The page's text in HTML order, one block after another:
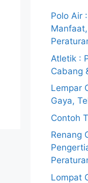
Polo Air
Atletik :
Cabang
Lempar
Gaya,
Contoh
Renang
Lompat